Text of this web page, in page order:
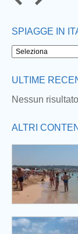
SPIAGGE IN
ULTIME
Nessun
ALTRI